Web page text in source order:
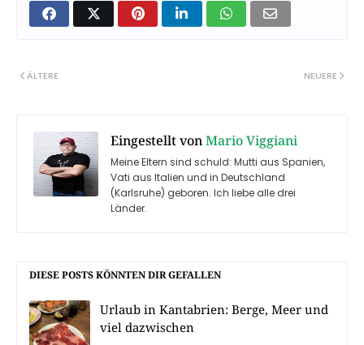
NEUERE
ÄLTERE
Eingestellt vonMario Viggiani
Meine Eltern sind schuld: Mutti aus Spanien,
Vati aus Italien und in Deutschland
(Karlsruhe) geboren. Ich liebe alle drei
Länder.
DIESE POSTS KÖNNTEN DIR GEFALLEN
Urlaub in Kantabrien: Berge, Meer und
viel dazwischen